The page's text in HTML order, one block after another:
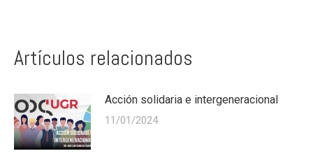
Artículos relacionados
Acción solidaria e intergeneracional
11/01/2024